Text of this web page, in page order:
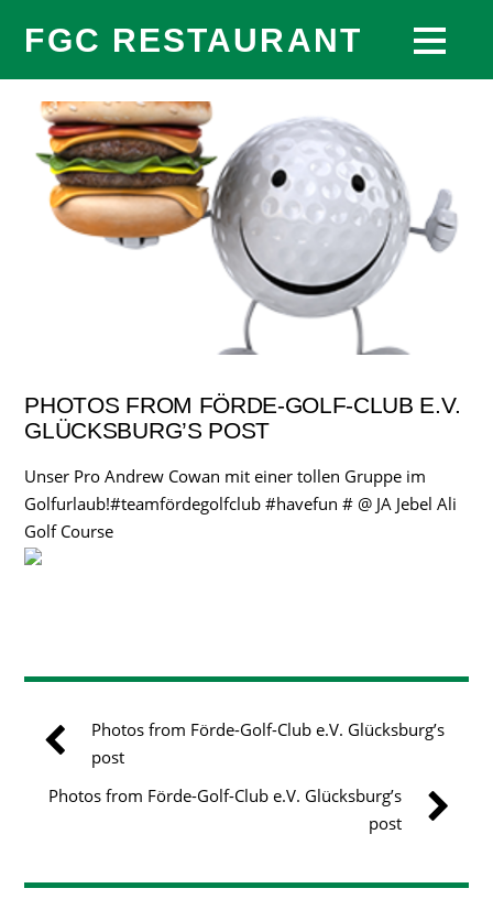
FGC RESTAURANT
PHOTOS FROM FÖRDE-GOLF-CLUB E.V.
GLÜCKSBURG’S POST
Unser Pro Andrew Cowan mit einer tollen Gruppe im
Golfurlaub!#teamfördegolfclub #havefun # @ JA Jebel Ali
Golf Course
Photos from Förde-Golf-Club e.V. Glücksburg’s
post
Photos from Förde-Golf-Club e.V. Glücksburg’s
post